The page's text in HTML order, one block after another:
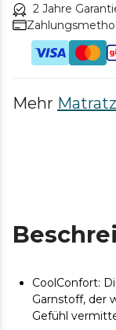
2 Jahre
Mehr
CoolConfort:
Garnstoff, der
Gefühl